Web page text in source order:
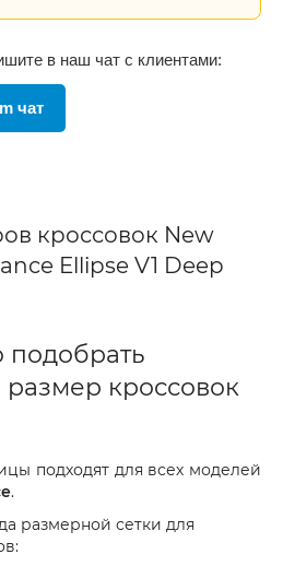
в наш чат с клиентами:
чат
кроссовок New
Ellipse V1 Deep
подобрать
кроссовок
подходят для всех моделей
.
размерной сетки для